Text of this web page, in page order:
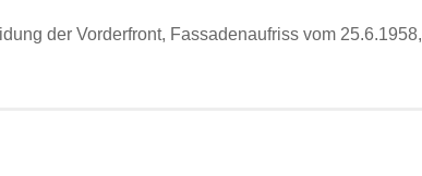
der Vorderfront, Fassadenaufriss vom 25.6.1958,